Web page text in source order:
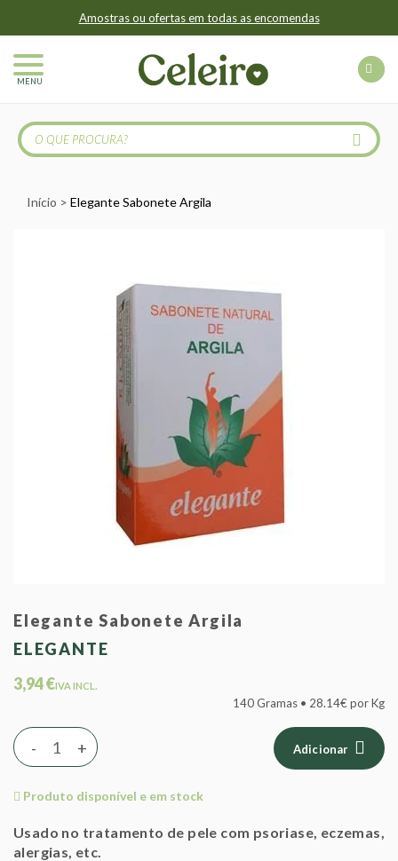
Amostras ou ofertas em todas as encomendas
MENU
Início Elegante Sabonete Argila
Elegante Sabonete Argila
ELEGANTE
3,94 €IVA INCL.
140 Gramas • 28.14€ por Kg
+
- Adicionar
Produto disponível e em stock
Usado no tratamento de pele com psoriase, eczemas,
alergias, etc.